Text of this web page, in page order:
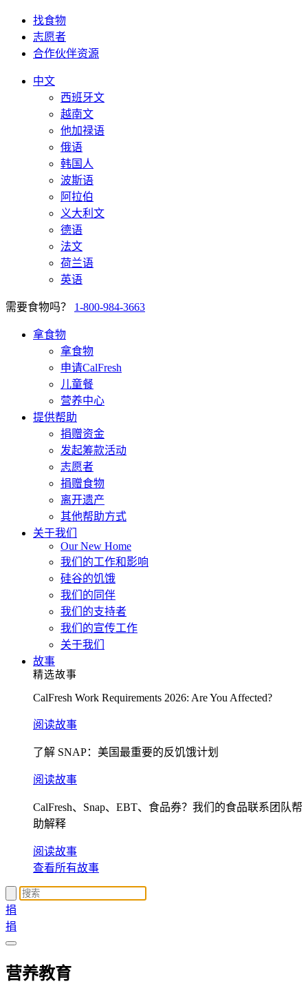
找食物
志愿者
合作伙伴资源
中文
西班牙文
越南文
他加禄语
俄语
韩国人
波斯语
阿拉伯
义大利文
德语
法文
荷兰语
英语
需要食物吗？ 1-800-984-3663
拿食物
拿食物
申请CalFresh
儿童餐
营养中心
提供帮助
捐赠资金
发起筹款活动
志愿者
捐赠食物
离开遗产
其他帮助方式
关于我们
Our New Home
我们的工作和影响
硅谷的饥饿
我们的同伴
我们的支持者
我们的宣传工作
关于我们
故事
精选故事
CalFresh Work Requirements 2026: Are You Affected?
阅读故事
了解 SNAP：美国最重要的反饥饿计划
阅读故事
CalFresh、Snap、EBT、食品券？我们的食品联系团队帮
助解释
阅读故事
查看所有故事
捐
捐
营养教育